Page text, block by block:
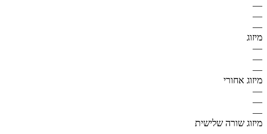
—
—
—
מיזוג
—
—
—
מיזוג אחורי
—
—
—
מיזוג שורה שלישית